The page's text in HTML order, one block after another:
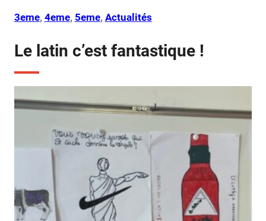
3eme, 4eme, 5eme, Actualités
Le latin c’est fantastique !